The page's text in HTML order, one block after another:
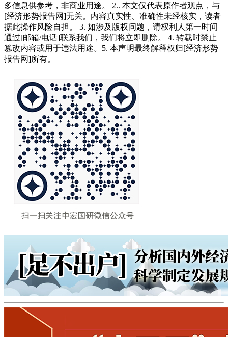
多信息供参考，非商业用途。 2.. 本文仅代表原作者观点，与
[经济形势报告网]无关。内容真实性、准确性未经核实，读者
据此操作风险自担。 3. 如涉及版权问题，请权利人第一时间
通过[邮箱/电话]联系我们，我们将立即删除。 4. 转载时禁止
篡改内容或用于违法用途。5. 本声明最终解释权归[经济形势
报告网]所有。